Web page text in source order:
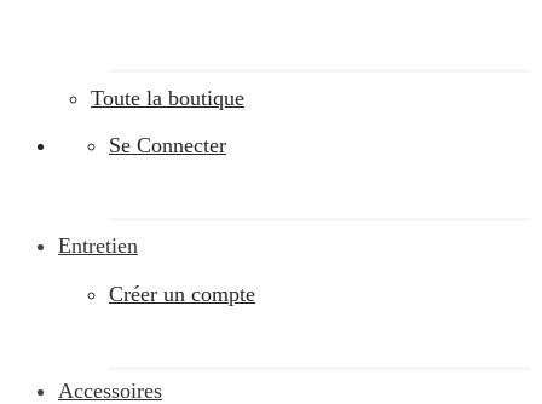
Toute la boutique
Entretien
Accessoires
Se Connecter
Créer un compte